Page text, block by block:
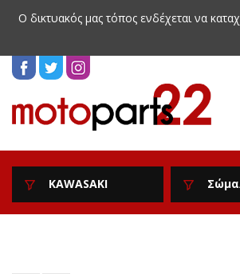
Ο δικτυακός μας τόπος ενδέχεται να
KAWASAKI